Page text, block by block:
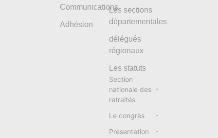
Communications
Adhésion
Les sections
départementales
délégués
régionaux
Les statuts
Section
nationale des
retraités
Le congrès
Présentation